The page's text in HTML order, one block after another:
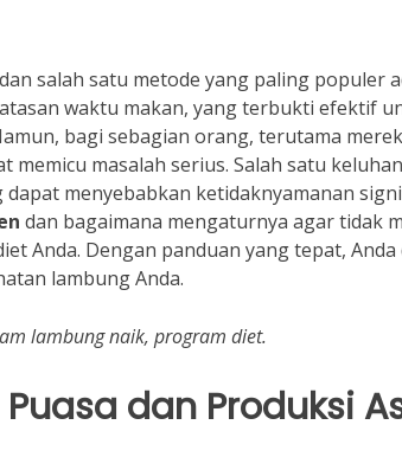
salah satu metode yang paling populer
waktu makan, yang terbukti efektif
bagi sebagian orang, terutama
masalah serius. Salah satu
dapat menyebabkan ketidaknyamanan
dan bagaimana mengaturnya agar tidak
Anda. Dengan panduan yang tepat,
lambung Anda.
lambung naik, program diet.
dan Produksi